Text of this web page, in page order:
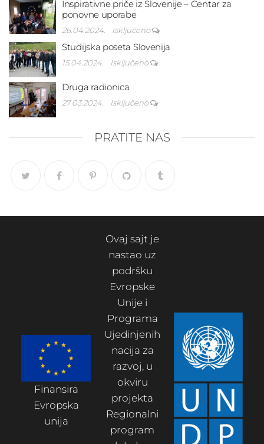
Inspirativne priče iz Slovenije – Centar za
ponovne uporabe
26.04.2024. Isključeno
Studijska poseta Slovenija
15.04.2024. Isključeno
Druga radionica
27.03.2024. Isključeno
PRATITE NAS
Finansira
Evropska
unija
Ovaj sajt je
nastao uz
podršku
Evropske
Unije i
Programa
Ujedinjenih
nacija za
razvoj, u
okviru
projekta
Regionalni
program